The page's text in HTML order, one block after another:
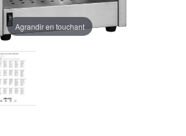
Agrandir en touchant